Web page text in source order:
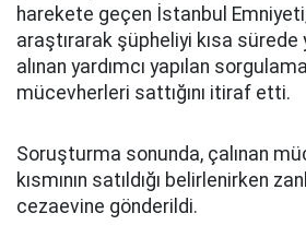
harekete geçen İstanbul Emniyeti,
araştırarak şüpheliyi kısa sürede
alınan yardımcı yapılan
mücevherleri sattığını itiraf etti.
Soruşturma sonunda, çalınan
kısmının satıldığı belirlenirken
cezaevine gönderildi.